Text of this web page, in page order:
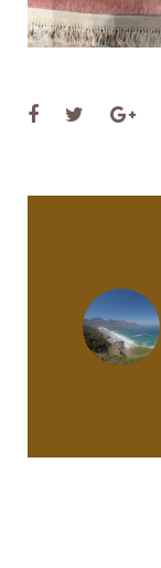
Facebook
Twitter